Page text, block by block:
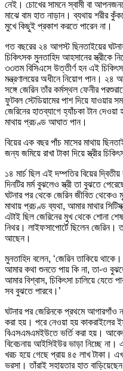
নেই। চোখের সামনে স্বামী বা
মাঝে বাম হাত নাড়ান। ব্যথায় শরীর
মুখে কিছুই প্রকাশ করতে পারেন না।
গত বছরের ২৪ আগস্ট ছিনতাইয়ের
চিকিৎসক মুনতাহিদ আহসানের স্ত্রীকে
৩৩তম বিসিএসে উত্তীর্ণ হন এই
মন্ত্রণালয়ের অধীনে নিয়োগ পান। ২৪
সঙ্গে জেরিন তাঁর কর্মস্থল ফেনীর
ফুটবল স্টেডিয়ামের পাশ দিয়ে যাওয়ার
জেরিনের হাতব্যাগে হ্যাঁচকা টান
মাথায় প্রচণ্ড আঘাত পান।
বিয়ের এক বছর পাঁচ মাসের মাথায়
জন্য জমিয়ে রাখা টাকা দিয়ে স্ত্রীর
১৪ মার্চ ছিল এই দম্পতির বিয়ের দ্বিতীয়
দিনটির মর্ম বুঝলেও স্ত্রী তা বুঝতে
ঘটনার পর থেকে জেরিন জীবিত
মাথায় প্রচণ্ড ব্যথা, আমার মাথার
এটাই ছিল জেরিনের মুখ থেকে শোনা
নিথর। লাইফসাপোর্টে ছিলেন জেরিন।
আছেন।
মুনতাহিদ বলেন, ‘জেরিন তাকিয়ে
আমার কথা শুনতে পায় কি না, তা-ও
আমার বিশ্বাস, চিকিৎসা চালিয়ে
সব বুঝতে পারবে।’
ঘটনার পর জেরিনকে প্রথমে আগারগাঁও
করা হয়। পরে নেওয়া হয় কাকরাইলের
বিএসএমএমইউতে ভর্তি করা হয়।
বিবেচনায় আইসিইউর ভাড়া নিচ্ছে না।
খরচ হয়ে গেছে প্রায় ৪৫ লাখ টাকা।
ভরসা। তাঁরাই সহায়তার হাত